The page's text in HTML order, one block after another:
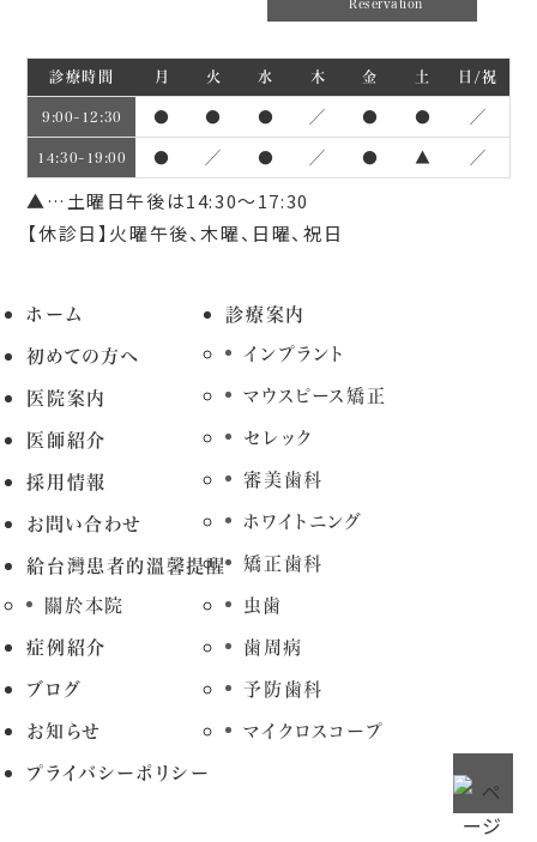
Reservation
診療時間 月 火 水 木 金 土 日/祝
9:00~12:30 ● ● ● ／ ● ● ／
14:30~19:00 ● ／ ● ／ ● ▲ ／
▲…土曜日午後は14:30～17:30
【休診日】火曜午後、木曜、日曜、祝日
ホーム
初めての方へ
医院案内
医師紹介
採用情報
お問い合わせ
給台灣患者的溫馨提醒
關於本院
症例紹介
ブログ
お知らせ
プライバシーポリシー
診療案内
インプラント
マウスピース矯正
セレック
審美歯科
ホワイトニング
矯正歯科
虫歯
歯周病
予防歯科
マイクロスコープ